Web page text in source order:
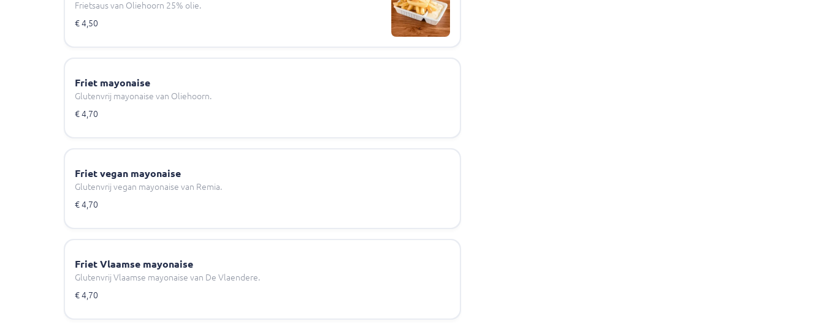
Frietsaus van Oliehoorn 25% olie.
€ 4,50
Friet mayonaise
Glutenvrij mayonaise van Oliehoorn.
€ 4,70
Friet vegan mayonaise
Glutenvrij vegan mayonaise van Remia.
€ 4,70
Friet Vlaamse mayonaise
Glutenvrij Vlaamse mayonaise van De Vlaendere.
€ 4,70